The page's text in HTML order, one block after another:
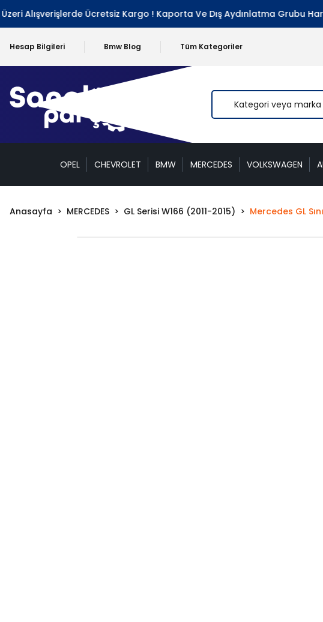
Alışverişlerde Ücretsiz Kargo ! Kaporta Ve Dış Aydınlatma Grubu Hariç
Hesap Bilgileri Bmw Blog Tüm Kategoriler
OPEL CHEVROLET BMW MERCEDES VOLKSWAGEN
Anasayfa MERCEDES GL Serisi W166 (2011-2015) Mercedes GL